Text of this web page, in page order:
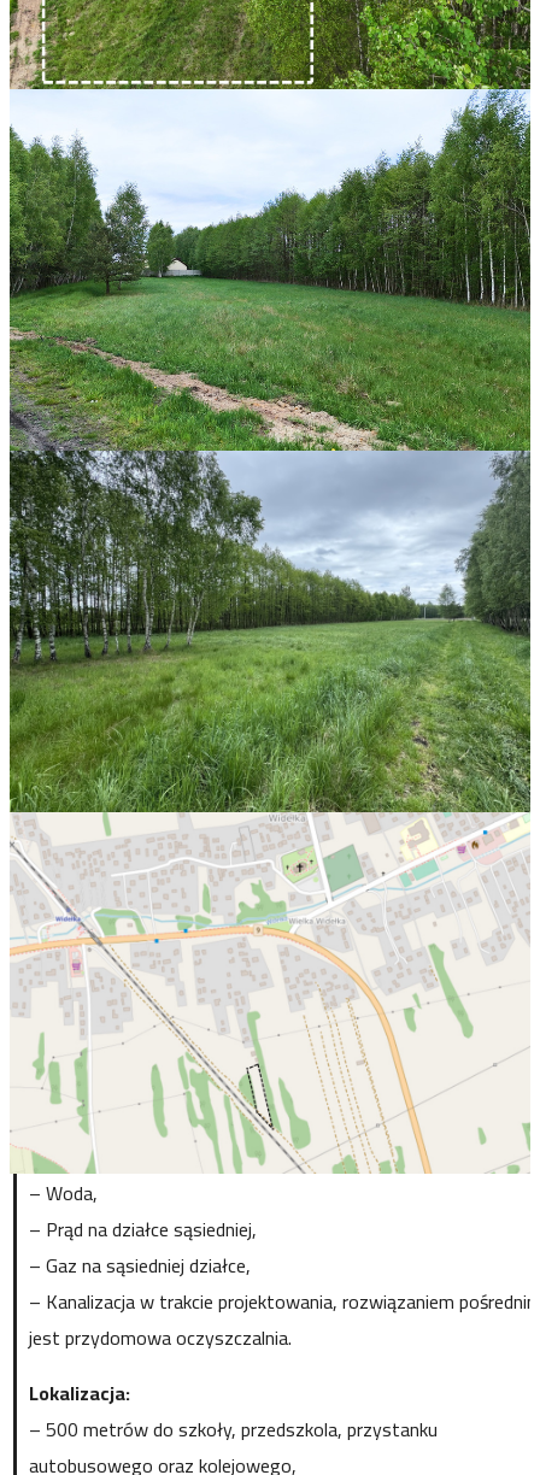
98 800 zł
76 zł/m²
OPIS
ATRAKCYJNA DZIAŁKA BUDOWLANA
13AR W OTOCZENIU LASU
Biuro Stoprocent Nieruchomościma przyjemność
zaprezentować Państwu wyjątkową działkę budowlaną o
powierzchni 13 arów położoną nieopodal drogi krajowej nr 9.
Idealna pod budowę domu jednorodzinnego.
Przez miejscowość przebiega droga krajowa nr 9 (E371),
łącząca Radom z Rzeszowem, co zapewnia dogodne
połączenia komunikacyjne. W Widełce znajduje się również
przystanek kolejowy na linii nr 71, prowadzącej z Rzeszowa do
Tarnobrzega.
Wymiary działki: ok. 58m x 24m.
Dostępne media:
– Woda,
– Prąd na działce sąsiedniej,
– Gaz na sąsiedniej działce,
– Kanalizacja w trakcie projektowania, rozwiązaniem
jest przydomowa oczyszczalnia.
Lokalizacja:
– 500 metrów do szkoły, przedszkola, przystanku
autobusowego oraz kolejowego,